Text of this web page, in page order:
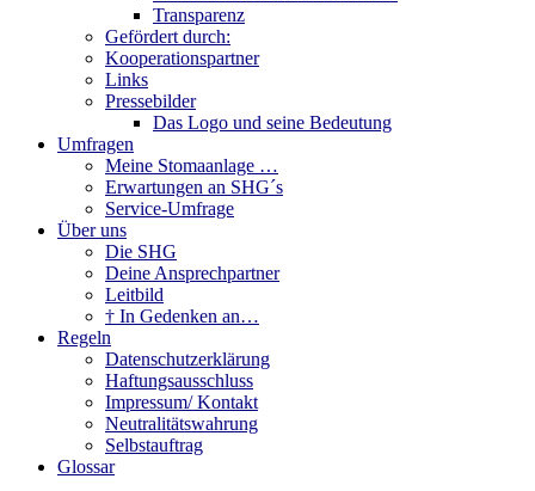
Transparenz
Gefördert durch:
Kooperationspartner
Links
Pressebilder
Das Logo und seine Bedeutung
Umfragen
Meine Stomaanlage …
Erwartungen an SHG´s
Service-Umfrage
Über uns
Die SHG
Deine Ansprechpartner
Leitbild
† In Gedenken an…
Regeln
Datenschutzerklärung
Haftungsausschluss
Impressum/ Kontakt
Neutralitätswahrung
Selbstauftrag
Glossar